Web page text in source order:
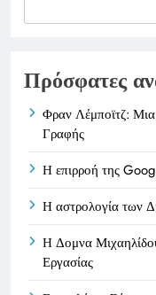
Πρόσφατες
Φραν Λέμποϊτζ:
Γραφής
Η επιρροή της
Η αστρολογία των
Η Δομνα
Εργασίας